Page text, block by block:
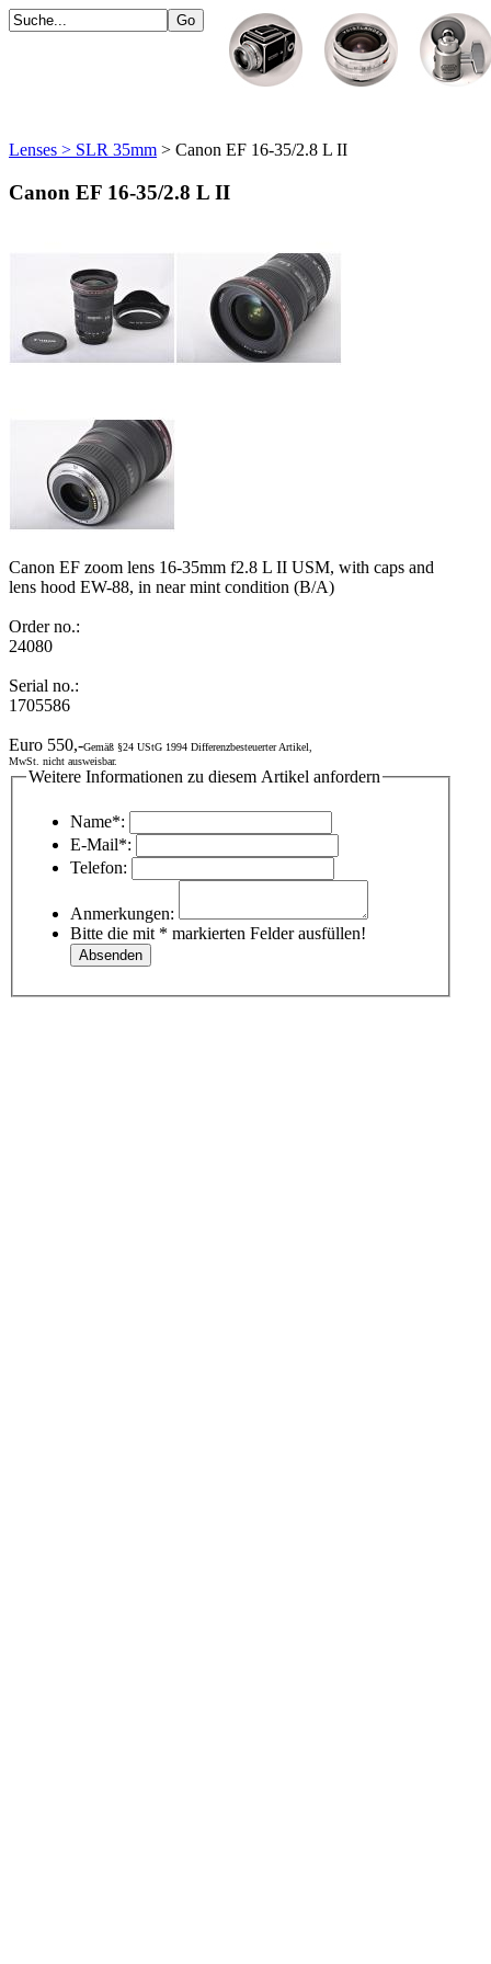
Lenses > SLR 35mm > Canon EF 16-35/2.8 L II
Canon EF 16-35/2.8 L II
Canon EF zoom lens 16-35mm f2.8 L II USM, with caps and
lens hood EW-88, in near mint condition (B/A)
Order no.:
24080
Serial no.:
1705586
Euro 550,-Gemäß §24 UStG 1994 Differenzbesteuerter Artikel,
MwSt. nicht ausweisbar.
Weitere Informationen zu diesem Artikel anfordern
Name*:
E-Mail*:
Telefon:
Anmerkungen:
Bitte die mit * markierten Felder ausfüllen!